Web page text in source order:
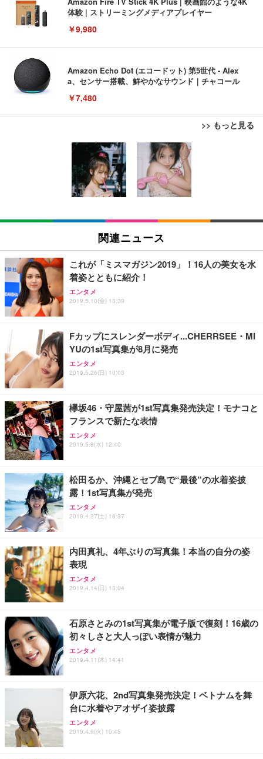
体験 | ストリーミングメディアプレイヤー
￥9,980
Amazon Echo Dot (エコードット) 第5世代 - Alex
a、センサー搭載、鮮やかなサウンド｜チャコール
￥7,480
>> もっと見る
[EdoErgo] オフィスチェア 椅子 テレワーク 疲れな
い 跳ね上げ式アームレスト コンパクト 約105度ロッ
キング pc 事務椅子 360度回転 座面昇降 強化ナイロ
ン樹脂ベース 通気性メッシュ 在宅ワーク H-WY01
(黒網+黒枠+黒足)
￥5,699
SIHOO B100 オフィスチェア／デスクチェア メッシ
ュチェア 人間工学 疲れない ブラック
￥27,999
Sezlife オフィスチェア デスクチェア 疲れない テレ
ワーク チェア 強化バックレスト 30度ロッキング機
能 人間工学 椅子 腰サポート 90度跳ね上げ式アーム
務用 おしゃれ パソコンチェア (ブラック)
Sezlife オフィスチェア デスクチェア 疲れない テレ
ワーク チェア 強化バックレスト 30度ロッキング機
能 人間工学 椅子 腰サポート 90度跳ね上げ式アーム
務用 おしゃれ パソコンチェア (ホワイト)
ANDWINT オフィスチェア デスクチェア 肘なし メ
ッシュ 通気性 ランバーサポート付き 腰サポート ガ
ス圧無段階昇降 360度回転 キャスター付き コンパク
EIZO ビジネス向けプレミアムモニター | FlexScan
EV3240X-WT | 31.5型4K UHD・USB Type-C・ホワ
イト
￥105,595
EIZO ビジネス向けプレミアムモニター | FlexScan
￥109,572
【純正品】27"ゲーミングモニター DualSense 充電
フック付き（CFI-ZDM1J）
【整備済み品】Dell E2724HS 27インチ 液晶モニタ
ー フルHD（1920×1080）VA 非光沢 HDMI/DisplayP
ort/VGA スピーカー内蔵 高さ調整 スイベル VESA対
【MiniLED/24.5inch/280Hz/FHD】GRAPHT THE S
HOOTER Gaming Monitor 24” Essential ゲーミン
グモニター QD 24.5インチ 1ms FHD 量子ドット 残
Amazonベーシック ペットシーツ 薄型 レギュラー 1
回使い捨て 無香料 ホワイト 300枚
￥3,373
Amazonベーシック ペットシーツ 厚型 ワイド 42枚
x2袋(84枚) ホワイト(吸収面:ライトブルー)
￥3,234
ネオ・ルーライフ ネオ・オムツ L 中型犬用 26枚入
り 単品
Smart Basic(スマートベーシック) 【Amazon.co.jp
限定】 Smart Basic アイリスオーヤマ ペットシーツ
超厚型 お徳用 ワイド 100枚入 (x 1) (ケース販売)
アイリスオーヤマ ペットシーツ 超厚型 お徳用 レギ
ュラー 200枚入【Amazon.co.jp限定】
関連ニュース
これが「ミスマガジン2019」！16人の美女を水
着姿とともに紹介！
エンタメ
2019.5.10(金) 13:39
Fカップにスレンダーボディ...CHERRSEE・MI
YUの1st写真集が8月に発売
エンタメ
2019.5.26(日) 10:03
欅坂46・守屋茜が1st写真集発売決定！モナコと
フランスで新たな表情
エンタメ
2019.5.8(水) 12:40
松田るか、沖縄とセブ島で“最後”の水着姿披
露！1st写真集が発売
エンタメ
2019.4.27(土) 16:37
内田真礼、4年ぶりの写真集！本当の自分の姿
表現
エンタメ
2019.4.14(日) 13:04
石原さとみの1st写真集が電子版で復刻！16歳の
初々しさと大人っぽい表情が魅力
エンタメ
2019.4.11(木) 14:41
伊原六花、2nd写真集発売決定！ベトナムを舞
台に水着やアオザイ姿披露
エンタメ
2019.4.9(火) 10:45